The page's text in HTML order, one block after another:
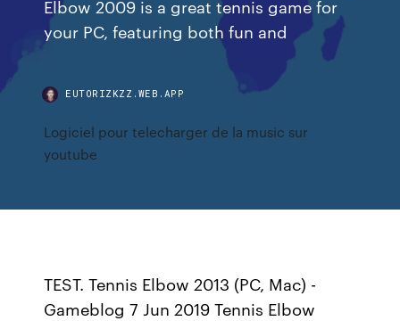
Elbow 2009 is a great tennis game for
your PC, featuring both fun and
EUTORIZKZZ.WEB.APP
Logiciel pour telecharger de la music sur
youtube
TEST. Tennis Elbow 2013 (PC, Mac) -
Gameblog 7 Jun 2019 Tennis Elbow